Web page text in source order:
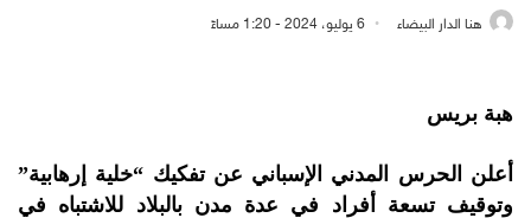
هنا الدار البيضاء 6 يوليو، 2024 - 1:20 مساءً
هبة بريس
أعلن الحرس المدني الإسباني عن تفكيك “خلية إرهابية”
وتوقيف تسعة أفراد في عدة مدن بالبلاد للاشتباه في